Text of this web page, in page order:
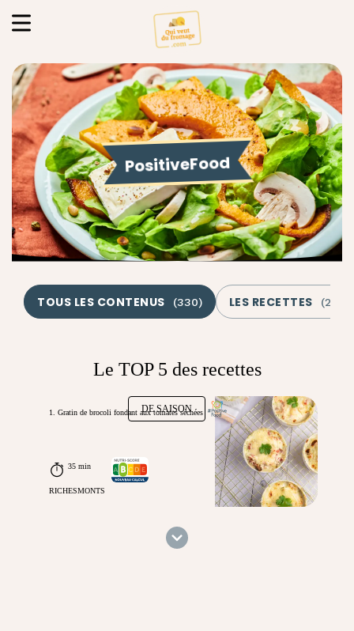
PositiveFood
TOUS LES CONTENUS (330) LES RECETTES (275
Le TOP 5 des recettes
DE SAISON
1. Gratin de brocoli fondant aux tomates séchées
35 min
RICHESMONTS